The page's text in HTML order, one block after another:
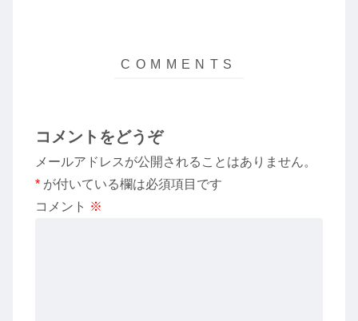
コメントをどうぞ
メールアドレスが公開されることはありません。
* が付いている欄は必須項目です
コメント ※